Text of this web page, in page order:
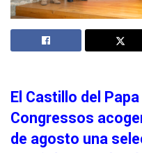
El Castillo del
Congressos
de agosto una